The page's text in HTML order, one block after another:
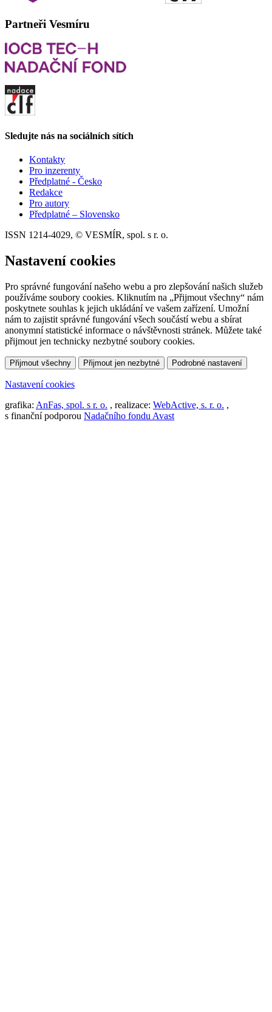
Partneři Vesmíru
Sledujte nás na sociálních sítích
Kontakty
Pro inzerenty
Předplatné - Česko
Redakce
Pro autory
Předplatné – Slovensko
ISSN 1214-4029, © VESMÍR, spol. s r. o.
Nastavení cookies
Pro správné fungování našeho webu a pro zlepšování našich služeb
používáme soubory cookies. Kliknutím na „Přijmout všechny“ nám
poskytnete souhlas k jejich ukládání ve vašem zařízení. Umožní
nám to zajistit správné fungování všech součástí webu a sbírat
anonymní statistické informace o návštěvnosti stránek. Můžete také
přijmout jen technicky nezbytné soubory cookies.
Přijmout všechny Přijmout jen nezbytné Podrobné nastavení
Nastavení cookies
grafika: AnFas, spol. s r. o. , realizace: WebActive, s. r. o. ,
s finanční podporou Nadačního fondu Avast